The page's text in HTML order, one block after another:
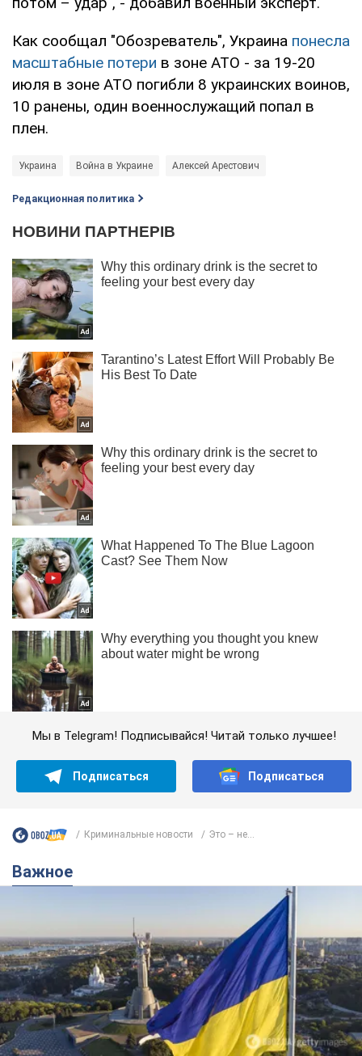
Как сообщал "Обозреватель", Украина понесла
масштабные потери в зоне АТО - за 19-20
июля в зоне АТО погибли 8 украинских воинов,
10 ранены, один военнослужащий попал в
плен.
Украина Война в Украине Алексей Арестович
Редакционная политика
Мы в Telegram! Подписывайся! Читай только лучшее!
Подписаться Подписаться
Криминальные новости Это – не...
Важное